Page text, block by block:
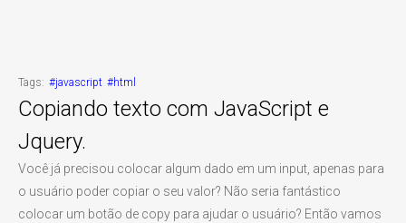
Tags: #javascript #html
Copiando texto com JavaScript e
Jquery.
Você já precisou colocar algum dado em um input, apenas para
o usuário poder copiar o seu valor? Não seria fantástico
colocar um botão de copy para ajudar o usuário? Então vamos